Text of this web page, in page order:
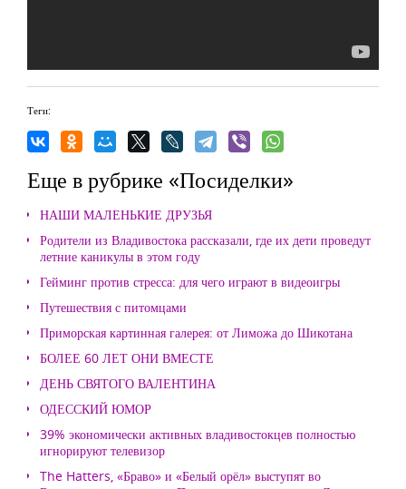
Теги:
Еще в рубрике «Посиделки»
НАШИ МАЛЕНЬКИЕ ДРУЗЬЯ
Родители из Владивостока рассказали, где их дети проведут
летние каникулы в этом году
Гейминг против стресса: для чего играют в видеоигры
Путешествия с питомцами
Приморская картинная галерея: от Лиможа до Шикотана
БОЛЕЕ 60 ЛЕТ ОНИ ВМЕСТЕ
ДЕНЬ СВЯТОГО ВАЛЕНТИНА
ОДЕССКИЙ ЮМОР
39% экономически активных владивостокцев полностью
игнорируют телевизор
The Hatters, «Браво» и «Белый орёл» выступят во